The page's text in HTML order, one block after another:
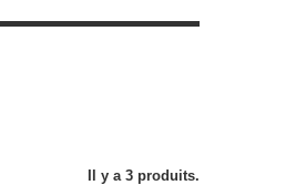
Il y a 3 produits.